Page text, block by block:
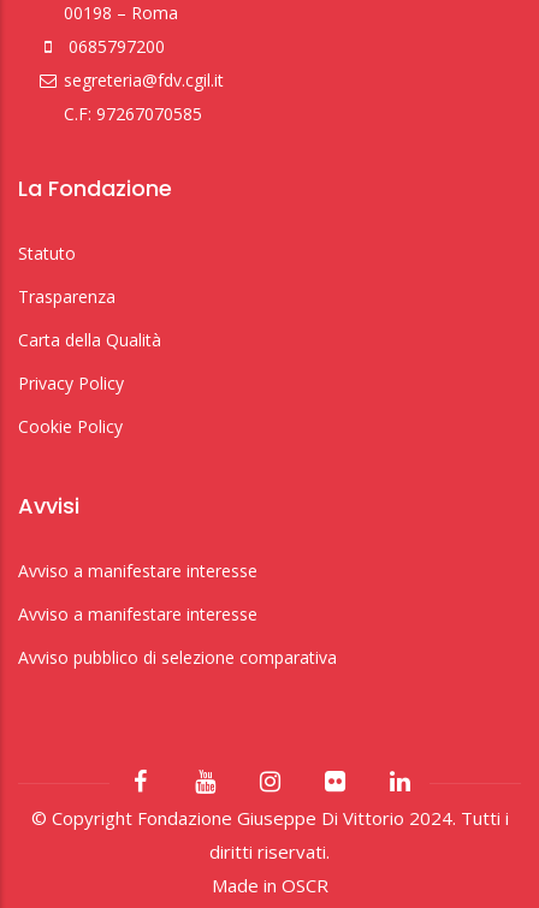
00198 – Roma
0685797200
segreteria@fdv.cgil.it
C.F: 97267070585
La Fondazione
Statuto
Trasparenza
Carta della Qualità
Privacy Policy
Cookie Policy
Avvisi
Avviso a manifestare interesse
Avviso a manifestare interesse
Avviso pubblico di selezione comparativa
© Copyright Fondazione Giuseppe Di Vittorio 2024. Tutti i
diritti riservati.
Made in OSCR